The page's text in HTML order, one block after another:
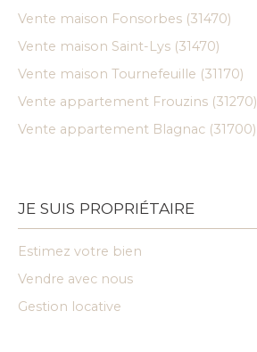
Vente maison Fonsorbes (31470)
Vente maison Saint-Lys (31470)
Vente maison Tournefeuille (31170)
Vente appartement Frouzins (31270)
Vente appartement Blagnac (31700)
JE SUIS PROPRIÉTAIRE
Estimez votre bien
Vendre avec nous
Gestion locative